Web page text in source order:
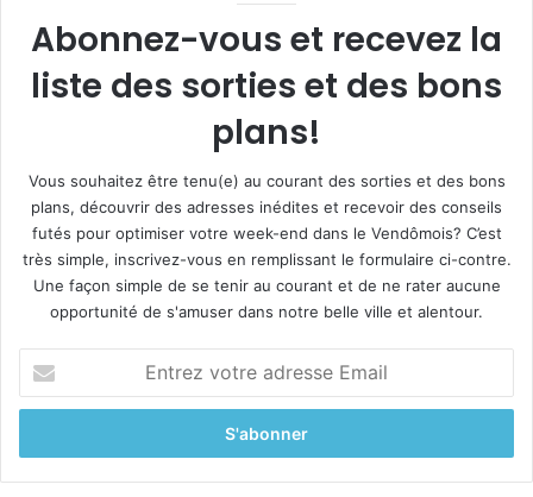
Abonnez-vous et recevez la
liste des sorties et des bons
plans!
Vous souhaitez être tenu(e) au courant des sorties et des bons
plans, découvrir des adresses inédites et recevoir des conseils
futés pour optimiser votre week-end dans le Vendômois? C’est
très simple, inscrivez-vous en remplissant le formulaire ci-contre.
Une façon simple de se tenir au courant et de ne rater aucune
opportunité de s'amuser dans notre belle ville et alentour.
t
e
z